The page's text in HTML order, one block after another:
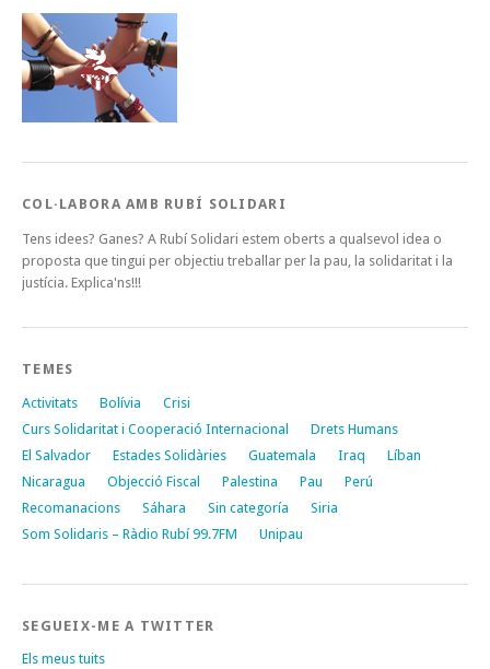
COL·LABORA AMB RUBÍ SOLIDARI
Tens idees? Ganes? A Rubí Solidari estem oberts a qualsevol idea o
proposta que tingui per objectiu treballar per la pau, la solidaritat i la
justícia. Explica'ns!!!
TEMES
Activitats Bolívia
Crisi
Curs Solidaritat i Cooperació Internacional
Drets Humans
El Salvador
Estades Solidàries Guatemala Iraq
Líban
Nicaragua
Objecció Fiscal Palestina Pau
Perú
Recomanacions
Sáhara Sin categoría
Siria
Som Solidaris – Ràdio Rubí 99.7FM
Unipau
SEGUEIX-ME A TWITTER
Els meus tuits